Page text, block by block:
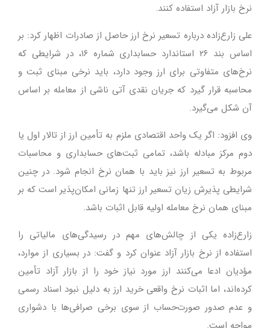
نرخ بازار آزاد استفاده کنند.
علی زارع‌زاده درباره تسعیر نرخ ارز حاصل از صادرات اظهار کرد: بر
اساس بند ۲۶ استاندارد حسابداری شماره ۱۶، در شرایطی که
نرخ‌های متفاوتی برای ارز وجود دارد، باید نرخی مبنای ثبت و
محاسبه قرار گیرد که جریان نقدی آتی ناشی از معامله بر اساس
آن شکل می‌گیرد.
وی افزود: اگر یک واحد اقتصادی ملزم به تأمین ارز از تالار اول یا
دوم مرکز مبادله باشد، تمامی ثبت‌های حسابداری و محاسبات
مربوط به تسعیر ارز نیز باید با همان نرخ انجام شود. در چنین
شرایطی پذیرش زیان تسعیر ارز تنها زمانی امکان‌پذیر است که بر
مبنای همان نرخ معامله اولیه قابل اثبات باشد.
زارع‌زاده یکی از چالش‌های مهم در رسیدگی‌های مالیاتی را
استفاده از نرخ بازار آزاد عنوان کرد و گفت: در بسیاری از موارد،
مؤدیان ادعا می‌کنند ارز مورد نیاز خود را از بازار آزاد تأمین
کرده‌اند، اما اثبات نرخ واقعی خرید ارز به دلیل نبود اسناد رسمی
و عدم صدور صورت‌حساب از سوی برخی صرافی‌ها با دشواری